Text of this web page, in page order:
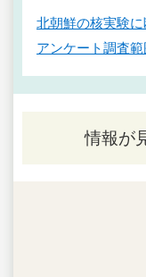
北朝鮮の核実験
アンケート調査範
情報が